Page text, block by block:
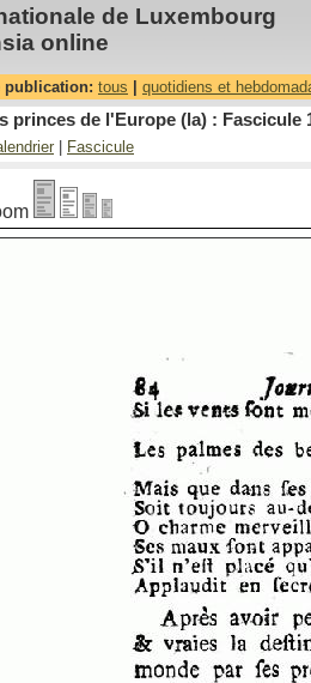
de Luxembourg
online
publication: tous quotidiens et
princes de l'Europe (la) : Fascicule
Fascicule